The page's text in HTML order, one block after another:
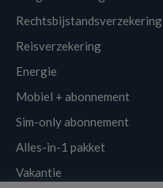
Rechtsbijstandsverzekering
Reisverzekering
Energie
Mobiel + abonnement
Sim-only abonnement
Alles-in-1 pakket
Vakantie